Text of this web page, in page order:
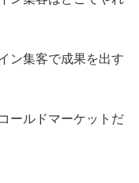
ン集客で成果を出す
ールドマーケットだ